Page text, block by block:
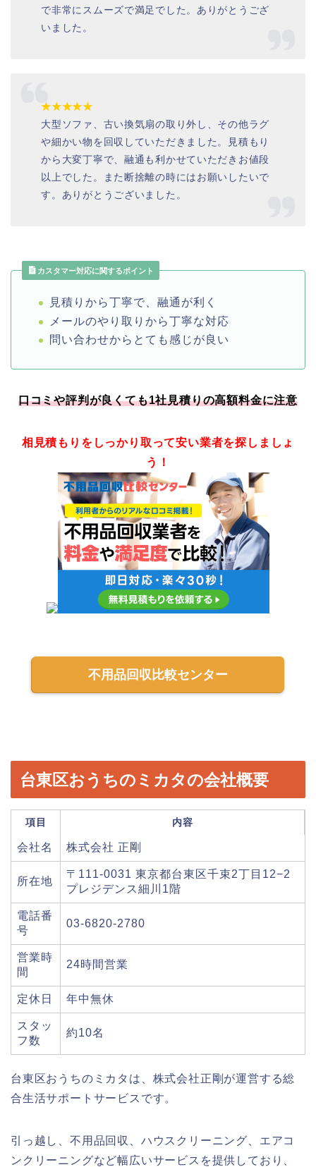
で非常にスムーズで満足でした。ありがとうござ
いました。
★★★★★
大型ソファ、古い換気扇の取り外し、その他ラグ
や細かい物を回収していただきました。見積もり
から大変丁寧で、融通も利かせていただきお値段
以上でした。また断捨離の時にはお願いしたいで
す。ありがとうございました。
カスタマー対応に関するポイント
見積りから丁寧で、融通が利く
メールのやり取りから丁寧な対応
問い合わせからとても感じが良い
口コミや評判が良くても1社見積りの高額料金に注意
相見積もりをしっかり取って安い業者を探しましょ
う！
不用品回収比較センター
台東区おうちのミカタの会社概要
項目 内容
会社名 株式会社 正剛
所在地
〒111-0031 東京都台東区千束2丁目12−2
プレジデンス細川1階
電話番
号
03-6820-2780
営業時
間
24時間営業
定休日 年中無休
スタッ
フ数
約10名
台東区おうちのミカタは、株式会社正剛が運営する総
合生活サポートサービスです。
引っ越し、不用品回収、ハウスクリーニング、エアコ
ンクリーニングなど幅広いサービスを提供しており、